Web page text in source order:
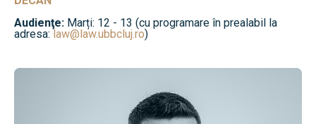
Audienţe: Marți: 12 - 13 (cu programare în prealabil la
adresa:law@law.ubbcluj.ro)